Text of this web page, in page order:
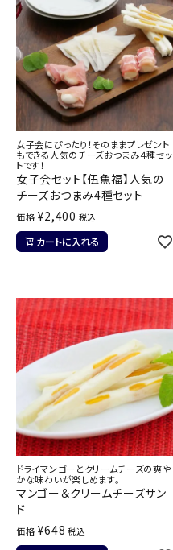
女子会にぴったり！そのままプレゼント
もできる人気のチーズおつまみ４種セッ
トです！
女子会セット【伍魚福】人気の
チーズおつまみ4種セット
価格 ¥2,400 税込
カートに入れる
ドライマンゴーとクリームチーズの爽や
かな味わいが楽しめます。
マンゴー＆クリームチーズサン
ド
価格 ¥648 税込